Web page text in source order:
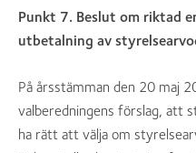
Punkt 7. Beslut om riktad
utbetalning av
På årsstämman den 20 maj
valberedningens förslag, att
ha rätt att välja om